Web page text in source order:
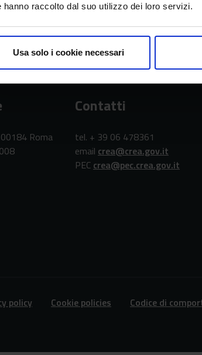
hanno raccolto dal suo utilizzo dei loro servizi.
Usa solo i cookie necessari
CREA
Consiglio per la ricerca in agricoltura e
Roma
Contatti
tel. + 39 06 478361
email crea@crea.gov.it
PEC crea@pec.crea.gov.it
policy Cookie policies Codice di